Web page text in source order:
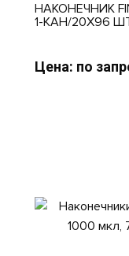
НАКОНЕЧНИК
1-КАН/20X96
Цена: по